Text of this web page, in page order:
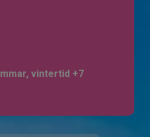
vintertid +7